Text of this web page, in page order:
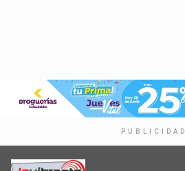
PUBLICIDAD